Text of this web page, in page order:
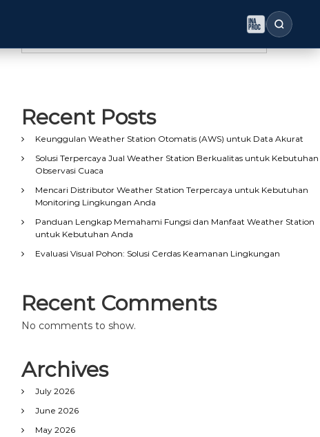
Search
Recent Posts
Keunggulan Weather Station Otomatis (AWS) untuk Data Akurat
Solusi Terpercaya Jual Weather Station Berkualitas untuk Kebutuhan
Observasi Cuaca
Mencari Distributor Weather Station Terpercaya untuk Kebutuhan
Monitoring Lingkungan Anda
Panduan Lengkap Memahami Fungsi dan Manfaat Weather Station
untuk Kebutuhan Anda
Evaluasi Visual Pohon: Solusi Cerdas Keamanan Lingkungan
Recent Comments
No comments to show.
Archives
July 2026
June 2026
May 2026